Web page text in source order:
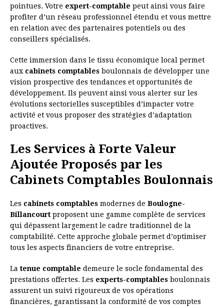
pointues. Votre expert-comptable peut ainsi vous faire
profiter d’un réseau professionnel étendu et vous mettre
en relation avec des partenaires potentiels ou des
conseillers spécialisés.
Cette immersion dans le tissu économique local permet
aux cabinets comptables boulonnais de développer une
vision prospective des tendances et opportunités de
développement. Ils peuvent ainsi vous alerter sur les
évolutions sectorielles susceptibles d’impacter votre
activité et vous proposer des stratégies d’adaptation
proactives.
Les Services à Forte Valeur
Ajoutée Proposés par les
Cabinets Comptables Boulonnais
Les cabinets comptables modernes de Boulogne-
Billancourt proposent une gamme complète de services
qui dépassent largement le cadre traditionnel de la
comptabilité. Cette approche globale permet d’optimiser
tous les aspects financiers de votre entreprise.
La tenue comptable demeure le socle fondamental des
prestations offertes. Les experts-comptables boulonnais
assurent un suivi rigoureux de vos opérations
financières, garantissant la conformité de vos comptes